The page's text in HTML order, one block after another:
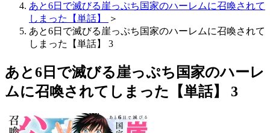
あと6日で滅びる崖っぷち国家のハーレムに召喚されて
しまった【単話】
＞
あと6日で滅びる崖っぷち国家のハーレムに召喚されて
しまった【単話】 3
あと6日で滅びる崖っぷち国家のハーレ
ムに召喚されてしまった【単話】 3